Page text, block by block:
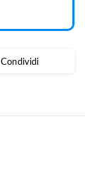
Condividi